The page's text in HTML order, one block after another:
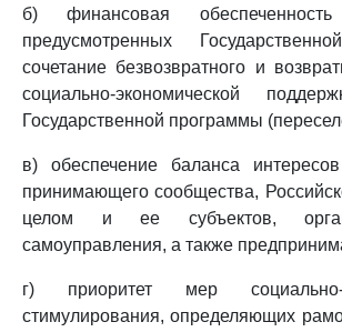
б) финансовая обеспеченность
предусмотренных
сочетание безвозвратного и
социально-экономической
Государственной программы
в) обеспечение баланса
принимающего сообщества,
целом и ее субъектов,
самоуправления, а также
г) приоритет мер социально-
стимулирования, определяющих